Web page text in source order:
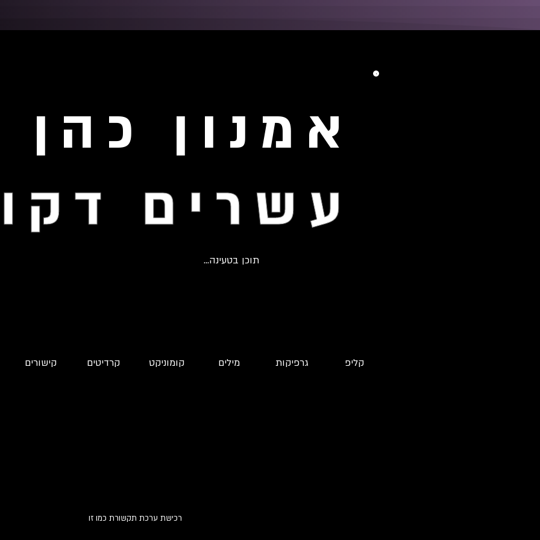
אמנון כהן
עשרים
תוכן בטעינה...
קליפ גרפיקות מילים קומוניקט קרדיטים קישורים
רכישת ערכת תקשורת כמו זו